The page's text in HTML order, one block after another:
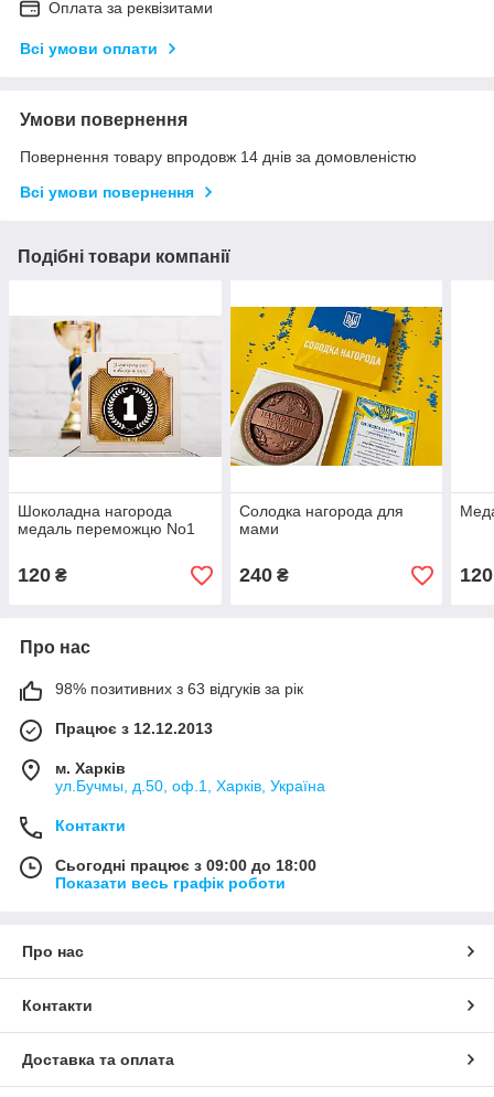
Оплата за реквізитами
Всі умови оплати
Умови повернення
Повернення товару впродовж 14 днів за домовленістю
Всі умови повернення
Подібні товари компанії
Шоколадна нагорода
медаль переможцю No1
120 ₴
Солодка нагорода для
мами
240₴ 120
Про нас
98% позитивних з 63 відгуків за рік
Працює з 12.12.2013
м. Харків
ул.Бучмы, д.50, оф.1, Харків, Україна
Контакти
Сьогодні працює з 09:00 до 18:00
Показати весь графік роботи
Про нас
Контакти
Доставка та оплата